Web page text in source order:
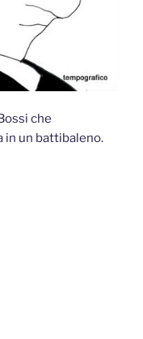
che
un battibaleno.